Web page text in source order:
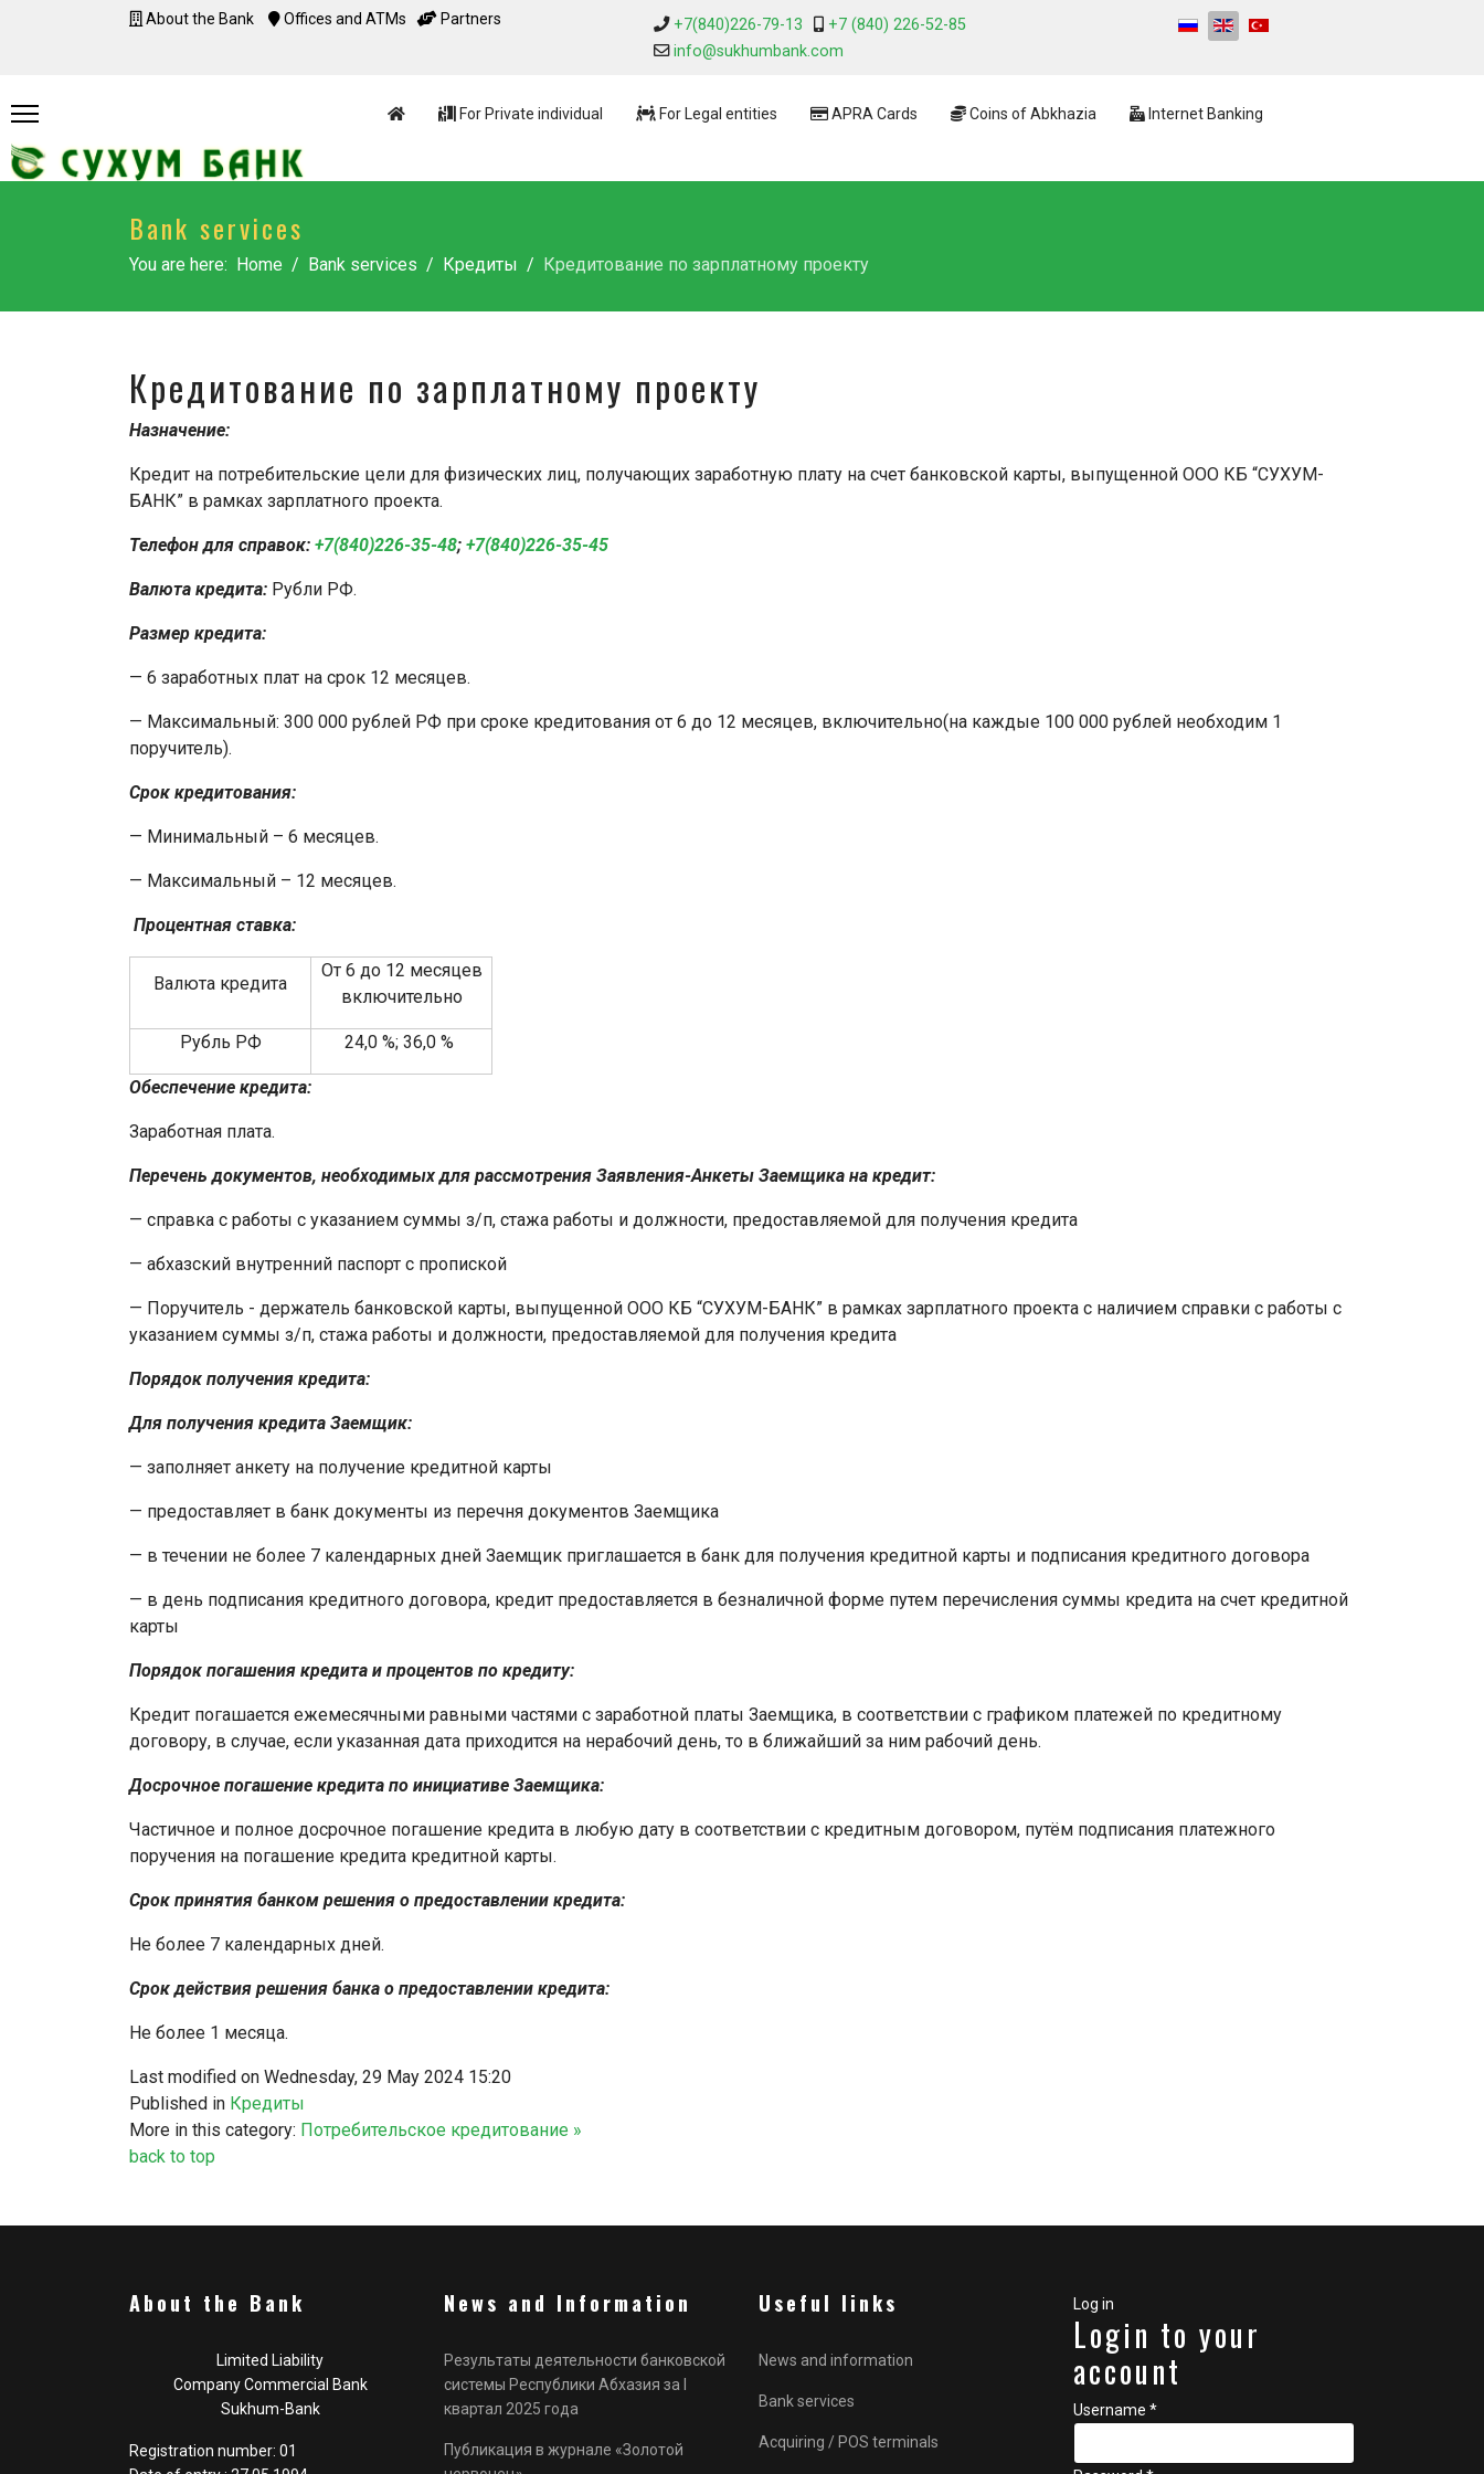
About the Bank Offices and ATMs Partners +7(840)226-79-13
+7 (840) 226-52-85
info@sukhumbank.com
For Private individual For Legal entities APRA Cards Coins of Abkhazia Internet Banking
Bank services
You are here: Home Bank services Кредиты Кредитование по зарплатному проекту
Кредитование по зарплатному проекту
Назначение:
Кредит на потребительские цели для физических лиц, получающих заработную плату на счет банковской карты, выпущенной ООО КБ “СУХУМ-
БАНК” в рамках зарплатного проекта.
Телефон для справок: +7(840)226-35-48; +7(840)226-35-45
Валюта кредита: Рубли РФ.
Размер кредита:
— 6 заработных плат на срок 12 месяцев.
— Максимальный: 300 000 рублей РФ при сроке кредитования от 6 до 12 месяцев, включительно(на каждые 100 000 рублей необходим 1
поручитель).
Срок кредитования:
— Минимальный – 6 месяцев.
— Максимальный – 12 месяцев.
Процентная ставка:
Валюта кредита
От 6 до 12 месяцев
включительно
Рубль РФ 24,0 %; 36,0 %
Обеспечение кредита:
Заработная плата.
Перечень документов, необходимых для рассмотрения Заявления-Анкеты Заемщика на кредит:
— справка с работы с указанием суммы з/п, стажа работы и должности, предоставляемой для получения кредита
— абхазский внутренний паспорт с пропиской
— Поручитель - держатель банковской карты, выпущенной ООО КБ “СУХУМ-БАНК” в рамках зарплатного проекта с наличием справки с работы с
указанием суммы з/п, стажа работы и должности, предоставляемой для получения кредита
Порядок получения кредита:
Для получения кредита Заемщик:
— заполняет анкету на получение кредитной карты
— предоставляет в банк документы из перечня документов Заемщика
— в течении не более 7 календарных дней Заемщик приглашается в банк для получения кредитной карты и подписания кредитного договора
— в день подписания кредитного договора, кредит предоставляется в безналичной форме путем перечисления суммы кредита на счет кредитной
карты
Порядок погашения кредита и процентов по кредиту:
Кредит погашается ежемесячными равными частями с заработной платы Заемщика, в соответствии с графиком платежей по кредитному
договору, в случае, если указанная дата приходится на нерабочий день, то в ближайший за ним рабочий день.
Досрочное погашение кредита по инициативе Заемщика:
Частичное и полное досрочное погашение кредита в любую дату в соответствии с кредитным договором, путём подписания платежного
поручения на погашение кредита кредитной карты.
Срок принятия банком решения о предоставлении кредита:
Не более 7 календарных дней.
Срок действия решения банка о предоставлении кредита:
Не более 1 месяца.
Last modified on Wednesday, 29 May 2024 15:20
Published in Кредиты
More in this category: Потребительское кредитование »
back to top
About the Bank
Limited Liability
Company Commercial Bank
Sukhum-Bank
Registration number: 01
News and Information
Результаты деятельности банковской
системы Республики Абхазия за I
квартал 2025 года
Публикация в журнале «Золотой
Useful links
News and information
Bank services
Acquiring / POS terminals
Log in
Login to your
account
Username *